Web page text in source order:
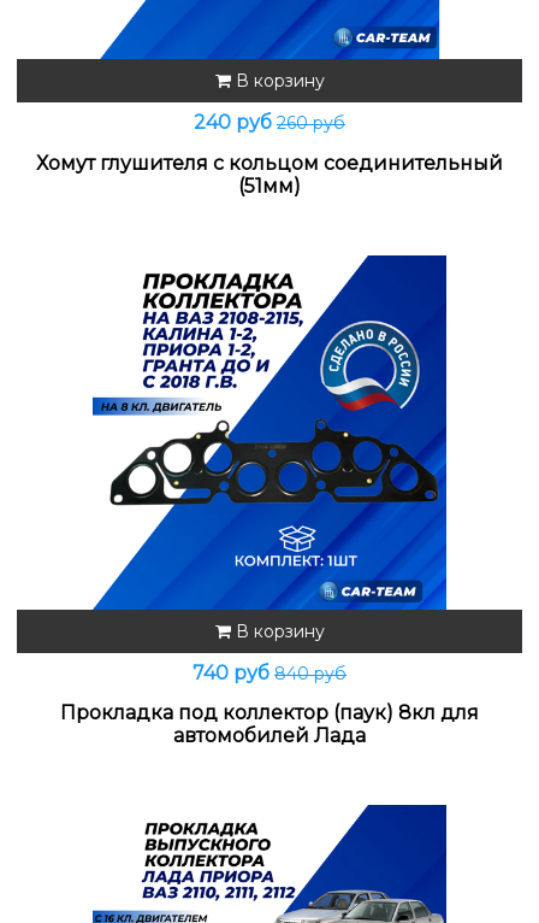
В корзину
240 руб 260 руб
Хомут глушителя с кольцом соединительный
(51мм)
В корзину
740 руб 840 руб
Прокладка под коллектор (паук) 8кл для
автомобилей Лада